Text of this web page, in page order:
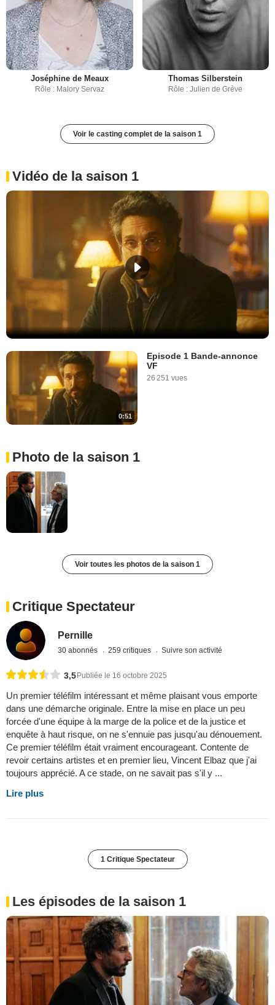
Joséphine de Meaux
Rôle : Malory Servaz
Thomas Silberstein
Rôle : Julien de Grève
Voir le casting complet de la saison 1
Vidéo de la saison 1
0:51
Episode 1 Bande-annonce
VF
26 251 vues
Photo de la saison 1
Voir toutes les photos de la saison 1
Critique Spectateur
Pernille
30 abonnés 259 critiques Suivre son activité
3,5 Publiée le 16 octobre 2025
Un premier téléfilm intéressant et même plaisant vous emporte
dans une démarche originale. Entre la mise en place un peu
forcée d'une équipe à la marge de la police et de la justice et
enquête à haut risque, on ne s'ennuie pas jusqu'au dénouement.
Ce premier téléfilm était vraiment encourageant. Contente de
revoir certains artistes et en premier lieu, Vincent Elbaz que j'ai
toujours apprécié. A ce stade, on ne savait pas s'il y ...
Lire plus
1 Critique Spectateur
Les épisodes de la saison 1